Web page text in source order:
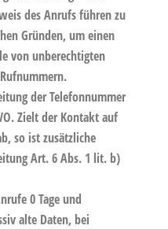
des Anrufs führen zu
Gründen, um einen
von unberechtigten
der Telefonnummer
Zielt der Kontakt auf
so ist zusätzliche
Art. 6 Abs. 1 lit. b)
0 Tage und
alte Daten, bei